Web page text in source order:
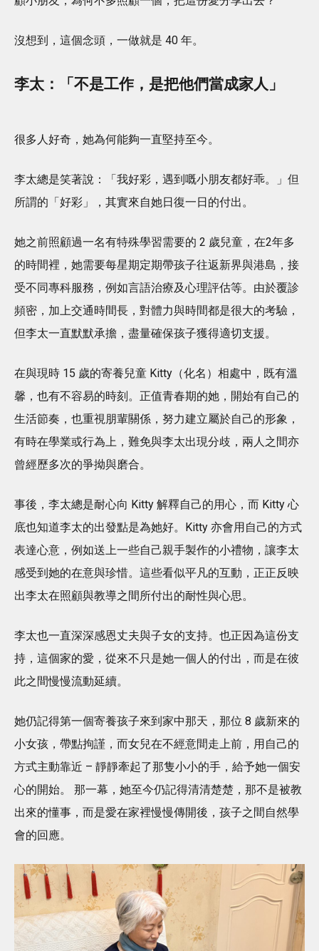
沒想到，這個念頭，一做就是 40 年。
李太：「不是工作，是把他們當成家人」
很多人好奇，她為何能夠一直堅持至今。
李太總是笑著說：「我好彩，遇到嘅小朋友都好乖。」但
所謂的「好彩」，其實來自她日復一日的付出。
她之前照顧過一名有特殊學習需要的 2 歲兒童，在2年多
的時間裡，她需要每星期定期帶孩子往返新界與港島，接
受不同專科服務，例如言語治療及心理評估等。由於覆診
頻密，加上交通時間長，對體力與時間都是很大的考驗，
但李太一直默默承擔，盡量確保孩子獲得適切支援。
在與現時 15 歲的寄養兒童 Kitty（化名）相處中，既有溫
馨，也有不容易的時刻。正值青春期的她，開始有自己的
生活節奏，也重視朋輩關係，努力建立屬於自己的形象，
有時在學業或行為上，難免與李太出現分歧，兩人之間亦
曾經歷多次的爭拗與磨合。
事後，李太總是耐心向 Kitty 解釋自己的用心，而 Kitty 心
底也知道李太的出發點是為她好。Kitty 亦會用自己的方式
表達心意，例如送上一些自己親手製作的小禮物，讓李太
感受到她的在意與珍惜。這些看似平凡的互動，正正反映
出李太在照顧與教導之間所付出的耐性與心思。
李太也一直深深感恩丈夫與子女的支持。也正因為這份支
持，這個家的愛，從來不只是她一個人的付出，而是在彼
此之間慢慢流動延續。
她仍記得第一個寄養孩子來到家中那天，那位 8 歲新來的
小女孩，帶點拘謹，而女兒在不經意間走上前，用自己的
方式主動靠近 – 靜靜牽起了那隻小小的手，給予她一個安
心的開始。 那一幕，她至今仍記得清清楚楚，那不是被教
出來的懂事，而是愛在家裡慢慢傳開後，孩子之間自然學
會的回應。